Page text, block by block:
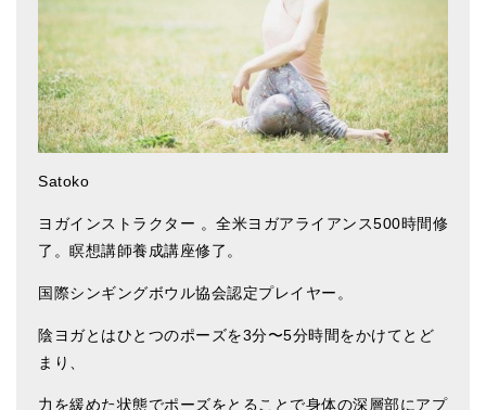
Satoko
ヨガインストラクター 。全米ヨガアライアンス500時間修
了。瞑想講師養成講座修了。
国際シンギングボウル協会認定プレイヤー。
陰ヨガとはひとつのポーズを3分〜5分時間をかけてとど
まり、
力を緩めた状態でポーズをとることで身体の深層部にアプ